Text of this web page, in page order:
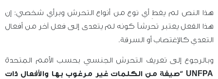
هذا النص لم يغطِ أي نوع من أنواع التحرش وبرأي شخصي: إن
هذا الفعل يعتبر تحرشاً كونه لم يتعدى إلى فعل آخر من أفعال
التعدي كالإغتصاب أو السرقة.
وبالرجوع إلى تعريف التحرش الجنسي بحسب الأمم المتحدة
UNFPA
“صيغة من الكلمات غير مرغوب بها والأفعال ذات